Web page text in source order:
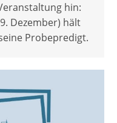
hin:
Dezember) hält
Probepredigt.